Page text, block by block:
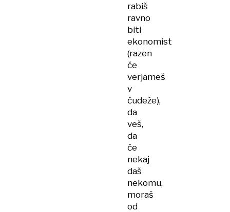
rabiš
ravno
biti
ekonomist
(razen
če
verjameš
v
čudeže),
da
veš,
da
če
nekaj
daš
nekomu,
moraš
od